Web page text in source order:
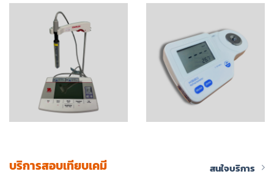
บริการสอบเทียบเคมี สนใจบริการ